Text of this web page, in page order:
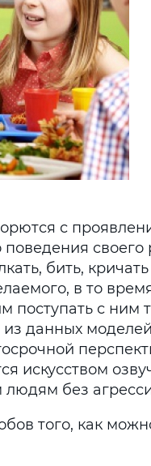
с
поведения своего
бить,
в то
поступать с ним
данных
искусством
без
того, как